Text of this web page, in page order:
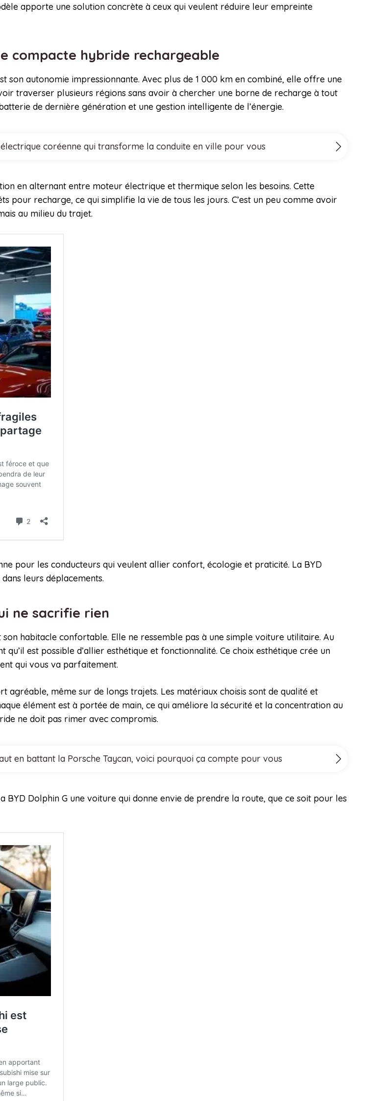
apporte une solution concrète à ceux qui veulent réduire leur empreinte
compacte hybride rechargeable
son autonomie impressionnante. Avec plus de 1 000 km en combiné, elle offre une
traverser plusieurs régions sans avoir à chercher une borne de recharge à tout
de dernière génération et une gestion intelligente de l’énergie.
coréenne qui transforme la conduite en ville pour vous
en alternant entre moteur électrique et thermique selon les besoins. Cette
pour recharge, ce qui simplifie la vie de tous les jours. C’est un peu comme avoir
au milieu du trajet.
pour les conducteurs qui veulent allier confort, écologie et praticité. La BYD
leurs déplacements.
ne sacrifie rien
habitacle confortable. Elle ne ressemble pas à une simple voiture utilitaire. Au
est possible d’allier esthétique et fonctionnalité. Ce choix esthétique crée un
qui vous va parfaitement.
agréable, même sur de longs trajets. Les matériaux choisis sont de qualité et
élément est à portée de main, ce qui améliore la sécurité et la concentration au
ne doit pas rimer avec compromis.
en battant la Porsche Taycan, voici pourquoi ça compte pour vous
Dolphin G une voiture qui donne envie de prendre la route, que ce soit pour les